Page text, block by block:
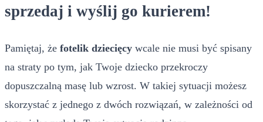
sprzedaj i wyślij go kurierem!
Pamiętaj, że fotelik dziecięcy wcale nie musi być spisany
na straty po tym, jak Twoje dziecko przekroczy
dopuszczalną masę lub wzrost. W takiej sytuacji możesz
skorzystać z jednego z dwóch rozwiązań, w zależności od